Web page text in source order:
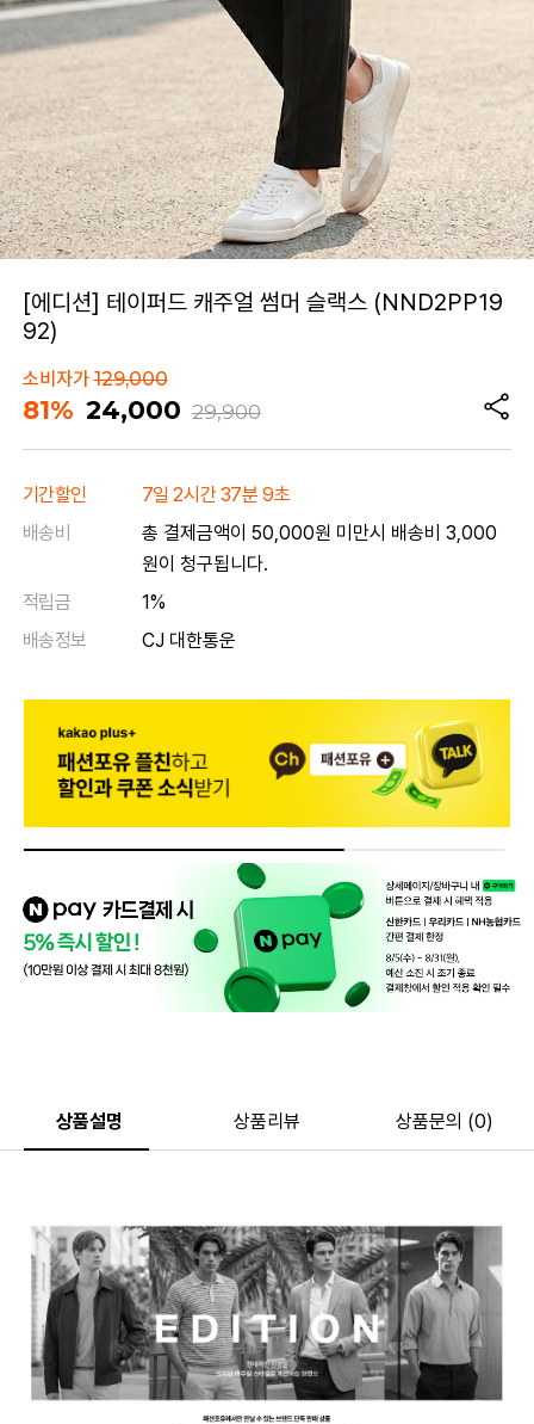
[에디션] 테이퍼드 캐주얼 썸머 슬랙스 (NND2PP19
92)
소비자가129,000
81% 24,000 29,900
기간할인
7일 2시간 37분 9초
배송비
총 결제금액이 50,000원 미만시 배송비 3,000
원이 청구됩니다.
적립금
1%
배송정보
CJ 대한통운
상품설명 상품리뷰 상품문의 (0)